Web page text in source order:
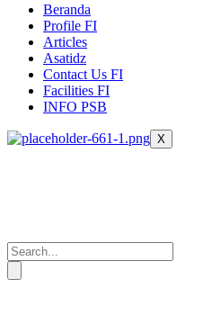
Beranda
Profile FI
Articles
Asatidz
Contact Us FI
Facilities FI
INFO PSB
X